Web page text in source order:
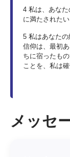
4 私は、あな
に満たされた
5 私はあなた
信仰は、最初
ちに宿ったも
ことを、私は
メッセ